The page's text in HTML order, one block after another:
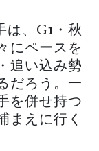
は、G1・秋
にペースを
追い込み勢
だろう。一
を併せ持つ
まえに行く